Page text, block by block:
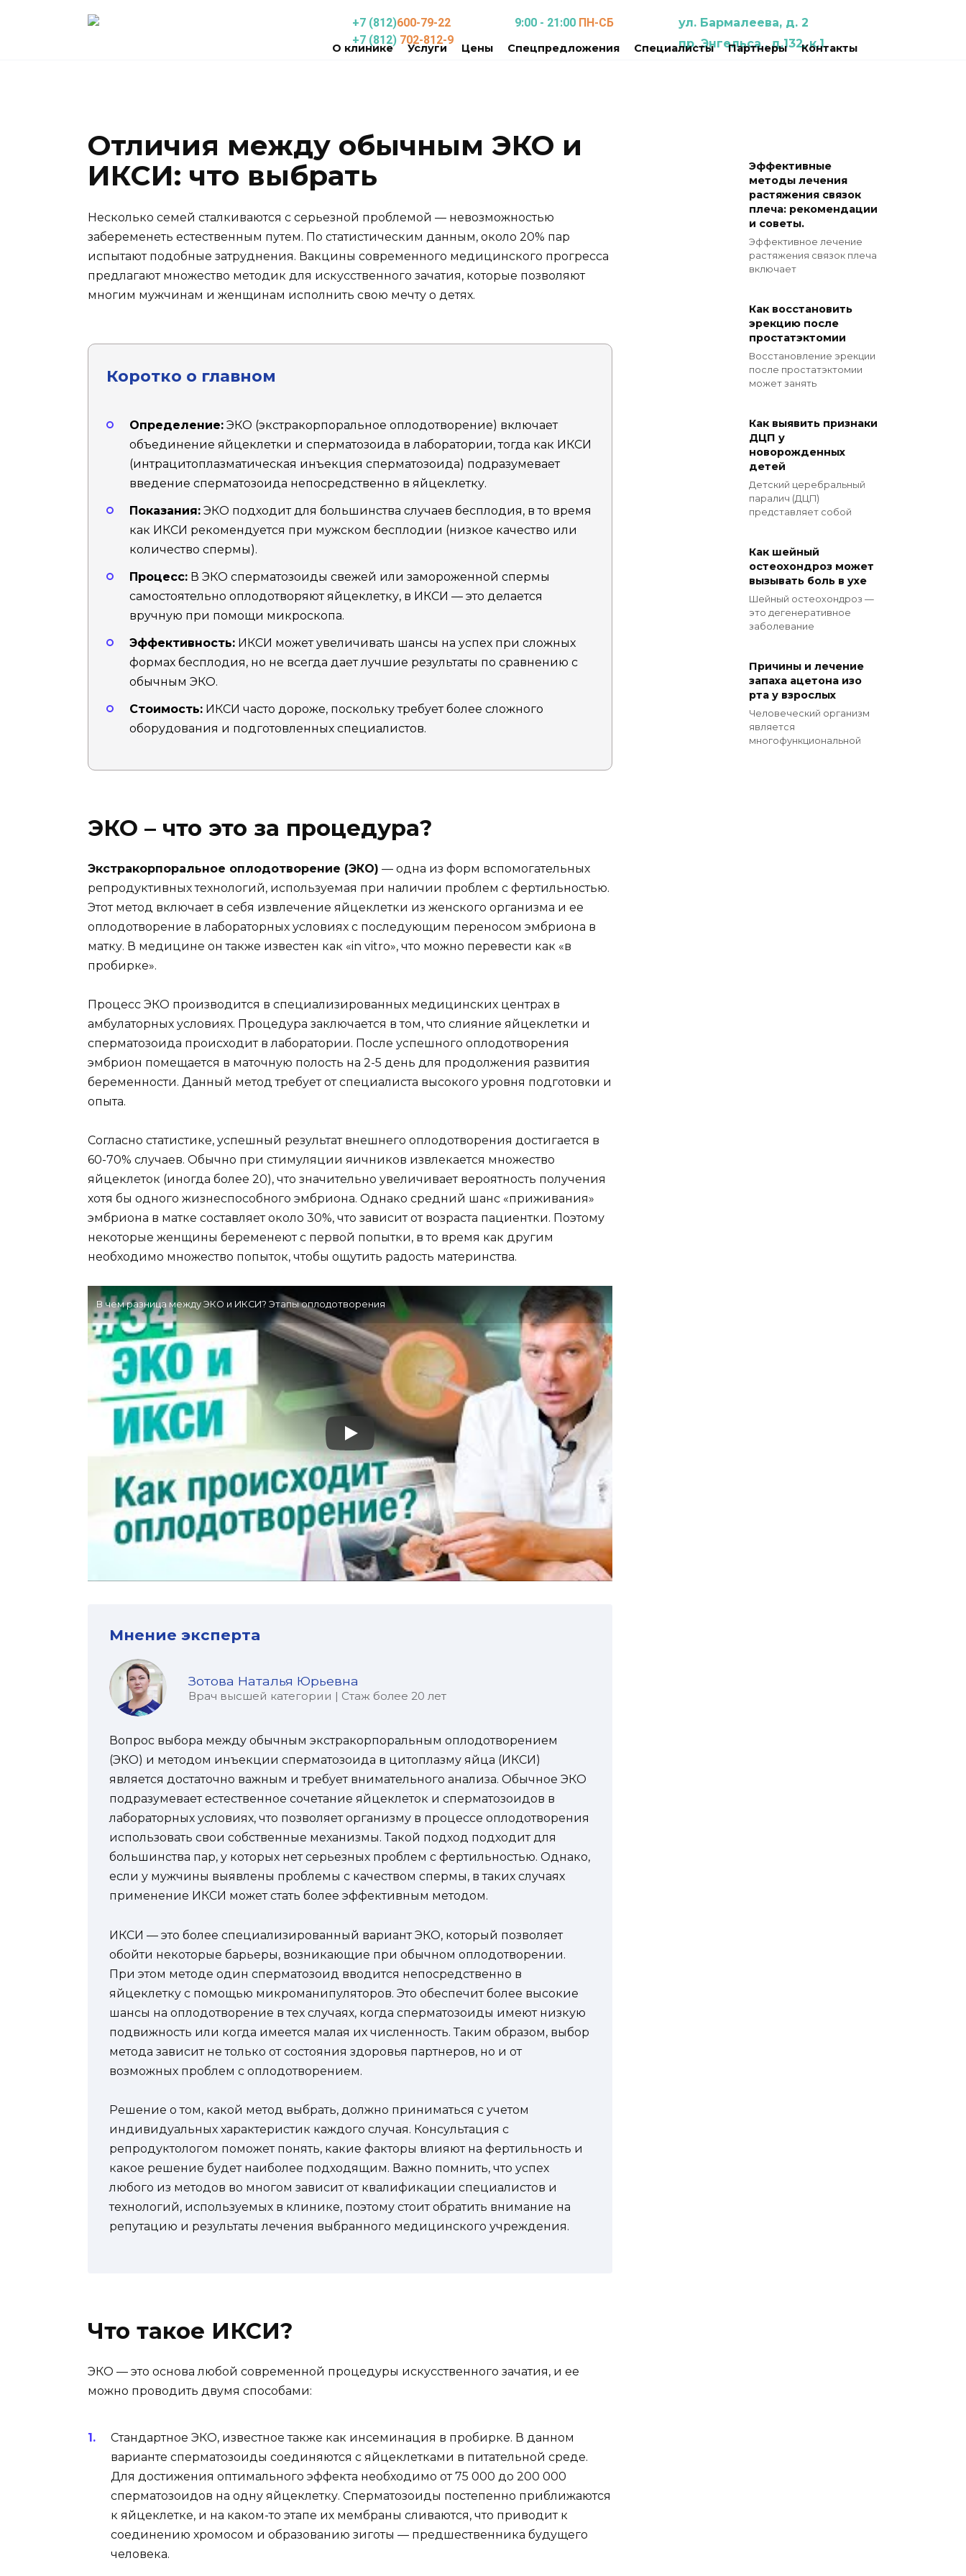
+7 (812)600-79-22
+7 (812) 702-812-9
9:00 - 21:00 ПН-СБ
ул. Бармалеева, д. 2
пр. Энгельса , д.132, к.1
О клинике Услуги Цены Спецпредложения Специалисты Партнеры Контакты
Отличия между обычным ЭКО и
ИКСИ: что выбрать
Несколько семей сталкиваются с серьезной проблемой — невозможностью
забеременеть естественным путем. По статистическим данным, около 20% пар
испытают подобные затруднения. Вакцины современного медицинского прогресса
предлагают множество методик для искусственного зачатия, которые позволяют
многим мужчинам и женщинам исполнить свою мечту о детях.
Коротко о главном
Определение: ЭКО (экстракорпоральное оплодотворение) включает
объединение яйцеклетки и сперматозоида в лаборатории, тогда как ИКСИ
(интрацитоплазматическая инъекция сперматозоида) подразумевает
введение сперматозоида непосредственно в яйцеклетку.
Показания: ЭКО подходит для большинства случаев бесплодия, в то время
как ИКСИ рекомендуется при мужском бесплодии (низкое качество или
количество спермы).
Процесс: В ЭКО сперматозоиды свежей или замороженной спермы
самостоятельно оплодотворяют яйцеклетку, в ИКСИ — это делается
вручную при помощи микроскопа.
Эффективность: ИКСИ может увеличивать шансы на успех при сложных
формах бесплодия, но не всегда дает лучшие результаты по сравнению с
обычным ЭКО.
Стоимость: ИКСИ часто дороже, поскольку требует более сложного
оборудования и подготовленных специалистов.
ЭКО – что это за процедура?
Экстракорпоральное оплодотворение (ЭКО) — одна из форм вспомогательных
репродуктивных технологий, используемая при наличии проблем с фертильностью.
Этот метод включает в себя извлечение яйцеклетки из женского организма и ее
оплодотворение в лабораторных условиях с последующим переносом эмбриона в
матку. В медицине он также известен как «in vitro», что можно перевести как «в
пробирке».
Процесс ЭКО производится в специализированных медицинских центрах в
амбулаторных условиях. Процедура заключается в том, что слияние яйцеклетки и
сперматозоида происходит в лаборатории. После успешного оплодотворения
эмбрион помещается в маточную полость на 2-5 день для продолжения развития
беременности. Данный метод требует от специалиста высокого уровня подготовки и
опыта.
Согласно статистике, успешный результат внешнего оплодотворения достигается в
60-70% случаев. Обычно при стимуляции яичников извлекается множество
яйцеклеток (иногда более 20), что значительно увеличивает вероятность получения
хотя бы одного жизнеспособного эмбриона. Однако средний шанс «приживания»
эмбриона в матке составляет около 30%, что зависит от возраста пациентки. Поэтому
некоторые женщины беременеют с первой попытки, в то время как другим
необходимо множество попыток, чтобы ощутить радость материнства.
В чем разница между ЭКО и ИКСИ? Этапы оплодотворения
Мнение эксперта
Зотова Наталья Юрьевна
Врач высшей категории | Стаж более 20 лет
Вопрос выбора между обычным экстракорпоральным оплодотворением
(ЭКО) и методом инъекции сперматозоида в цитоплазму яйца (ИКСИ)
является достаточно важным и требует внимательного анализа. Обычное ЭКО
подразумевает естественное сочетание яйцеклеток и сперматозоидов в
лабораторных условиях, что позволяет организму в процессе оплодотворения
использовать свои собственные механизмы. Такой подход подходит для
большинства пар, у которых нет серьезных проблем с фертильностью. Однако,
если у мужчины выявлены проблемы с качеством спермы, в таких случаях
применение ИКСИ может стать более эффективным методом.
ИКСИ — это более специализированный вариант ЭКО, который позволяет
обойти некоторые барьеры, возникающие при обычном оплодотворении.
При этом методе один сперматозоид вводится непосредственно в
яйцеклетку с помощью микроманипуляторов. Это обеспечит более высокие
шансы на оплодотворение в тех случаях, когда сперматозоиды имеют низкую
подвижность или когда имеется малая их численность. Таким образом, выбор
метода зависит не только от состояния здоровья партнеров, но и от
возможных проблем с оплодотворением.
Решение о том, какой метод выбрать, должно приниматься с учетом
индивидуальных характеристик каждого случая. Консультация с
репродуктологом поможет понять, какие факторы влияют на фертильность и
какое решение будет наиболее подходящим. Важно помнить, что успех
любого из методов во многом зависит от квалификации специалистов и
технологий, используемых в клинике, поэтому стоит обратить внимание на
репутацию и результаты лечения выбранного медицинского учреждения.
Что такое ИКСИ?
ЭКО — это основа любой современной процедуры искусственного зачатия, и ее
можно проводить двумя способами:
Стандартное ЭКО, известное также как инсеминация в пробирке. В данном
варианте сперматозоиды соединяются с яйцеклетками в питательной среде.
Для достижения оптимального эффекта необходимо от 75 000 до 200 000
сперматозоидов на одну яйцеклетку. Сперматозоиды постепенно приближаются
к яйцеклетке, и на каком-то этапе их мембраны сливаются, что приводит к
соединению хромосом и образованию зиготы — предшественника будущего
человека.
Эффективные
методы лечения
растяжения связок
плеча: рекомендации
и советы.
Эффективное лечение
растяжения связок плеча
включает
Как восстановить
эрекцию после
простатэктомии
Восстановление эрекции
после простатэктомии
может занять
Как выявить признаки
ДЦП у
новорожденных
детей
Детский церебральный
паралич (ДЦП)
представляет собой
Как шейный
остеохондроз может
вызывать боль в ухе
Шейный остеохондроз —
это дегенеративное
заболевание
Причины и лечение
запаха ацетона изо
рта у взрослых
Человеческий организм
является
многофункциональной